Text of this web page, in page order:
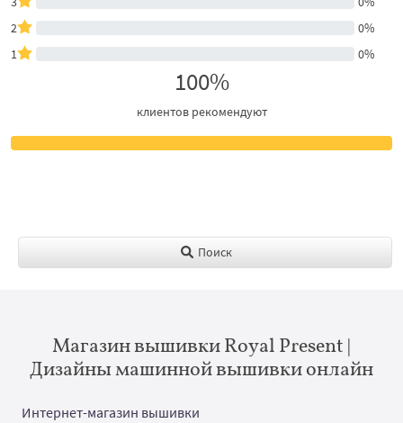
2
0%
1
0%
100%
клиентов рекомендуют
Поиск
Магазин вышивки Royal Present |
Дизайны машинной вышивки онлайн
Интернет-магазин вышивки